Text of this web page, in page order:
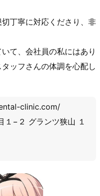
丁寧に対応くださり、非
て、会社員の私にはあり
ッフさんの体調を心配し
clinic.com/
１−２ グランツ狭山 １